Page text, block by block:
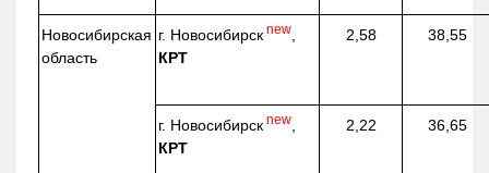
Новосибирская
область
г. Новосибирск new
КРТ
2,58 38,55
г. Новосибирск new
КРТ
2,22 36,65